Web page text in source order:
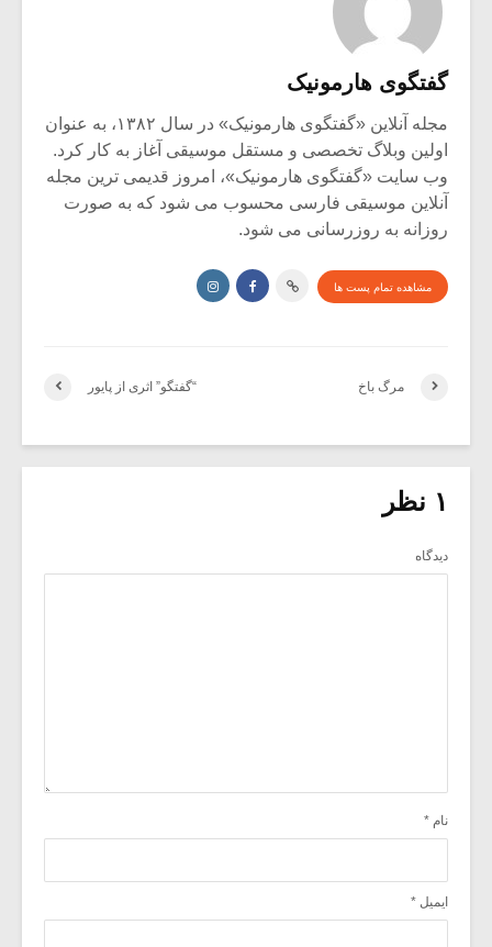
گفتگوی هارمونیک
مجله آنلاین «گفتگوی هارمونیک» در سال ۱۳۸۲، به عنوان
اولین وبلاگ تخصصی و مستقل موسیقی آغاز به کار کرد.
وب سایت «گفتگوی هارمونیک»، امروز قدیمی ترین مجله
آنلاین موسیقی فارسی محسوب می شود که به صورت
روزانه به روزرسانی می شود.
مشاهده تمام پست ها
“گفتگو” اثری از پایور مرگ باخ
۱ نظر
دیدگاه
نام *
ایمیل *